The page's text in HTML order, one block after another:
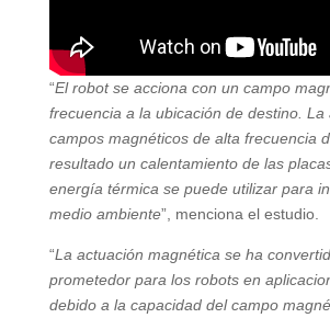
“El robot se acciona con un campo
frecuencia a la ubicación de destino. La
campos magnéticos de alta frecuencia
resultado un calentamiento de las
energía térmica se puede utilizar para
medio ambiente”, menciona el estudio.
“La actuación magnética se ha
prometedor para los robots en
debido a la capacidad del campo